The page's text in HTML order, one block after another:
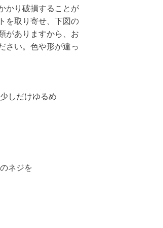
かり破損することが
を取り寄せ、下図の
がありますから、お
さい。色や形が違っ
しだけゆるめ
ネジを